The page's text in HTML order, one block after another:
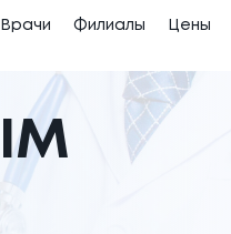
Врачи Филиалы Цены